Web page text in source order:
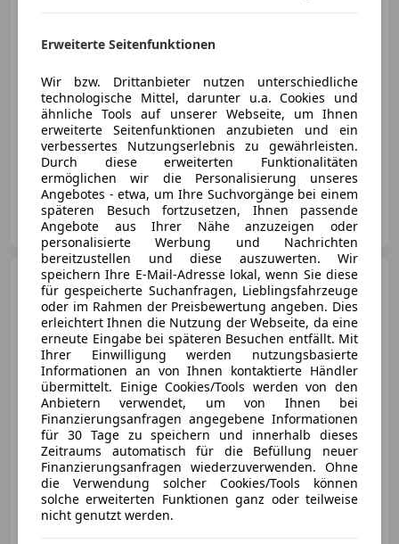
€ 64 900
06/2023 35 000 km Diesel 143 kW (194 PS)
RCK Motors e.U.
AT-2000 Stockerau
Mercedes-Benz CLS 220
d Aut. *TRAUM
KONFIGURATION*
€ 47 970 1
12/2021 136 512 km Diesel 143 kW (194 PS)
Erweiterte Seitenfunktionen
Wir bzw. Drittanbieter nutzen unterschiedliche
technologische Mittel, darunter u.a. Cookies und
ähnliche Tools auf unserer Webseite, um Ihnen
erweiterte Seitenfunktionen anzubieten und ein
verbessertes Nutzungserlebnis zu gewährleisten.
Durch diese erweiterten Funktionalitäten
ermöglichen wir die Personalisierung unseres
Angebotes - etwa, um Ihre Suchvorgänge bei einem
späteren Besuch fortzusetzen, Ihnen passende
Angebote aus Ihrer Nähe anzuzeigen oder
personalisierte Werbung und Nachrichten
bereitzustellen und diese auszuwerten. Wir
speichern Ihre E-Mail-Adresse lokal, wenn Sie diese
für gespeicherte Suchanfragen, Lieblingsfahrzeuge
oder im Rahmen der Preisbewertung angeben. Dies
erleichtert Ihnen die Nutzung der Webseite, da eine
erneute Eingabe bei späteren Besuchen entfällt. Mit
Ihrer Einwilligung werden nutzungsbasierte
Informationen an von Ihnen kontaktierte Händler
übermittelt. Einige Cookies/Tools werden von den
Anbietern verwendet, um von Ihnen bei
Finanzierungsanfragen angegebene Informationen
für 30 Tage zu speichern und innerhalb dieses
Zeitraums automatisch für die Befüllung neuer
Finanzierungsanfragen wiederzuverwenden. Ohne
die Verwendung solcher Cookies/Tools können
solche erweiterten Funktionen ganz oder teilweise
nicht genutzt werden.